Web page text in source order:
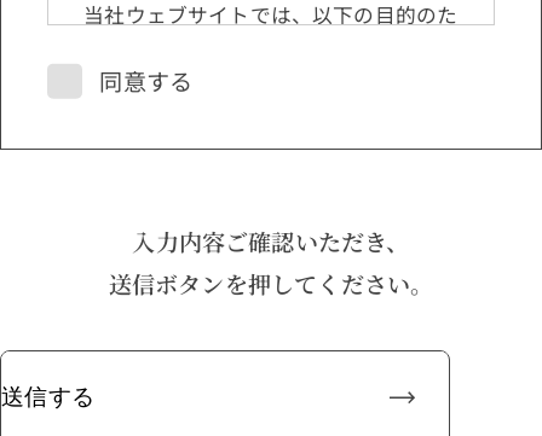
当社ウェブサイトでは、以下の目的のた
ただくことがあります。
報の配信（お客様の同意を得た場合に限
ります）
同意する
入力内容ご確認いただき、
送信ボタンを押してください。